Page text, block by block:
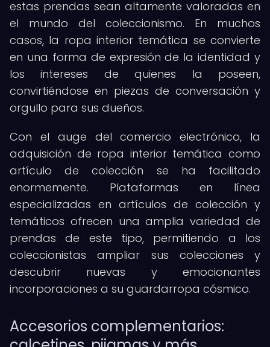
estas prendas sean altamente valoradas en
el mundo del coleccionismo. En muchos
casos, la ropa interior temática se convierte
en una forma de expresión de la identidad y
los intereses de quienes la poseen,
convirtiéndose en piezas de conversación y
orgullo para sus dueños.
Con el auge del comercio electrónico, la
adquisición de ropa interior temática como
artículo de colección se ha facilitado
enormemente. Plataformas en línea
especializadas en artículos de colección y
temáticos ofrecen una amplia variedad de
prendas de este tipo, permitiendo a los
coleccionistas ampliar sus colecciones y
descubrir nuevas y emocionantes
incorporaciones a su guardarropa cósmico.
Accesorios complementarios: